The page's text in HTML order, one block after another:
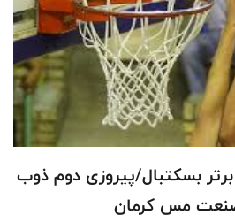
بسکتبال/پیروزی دوم ذوب
مس کرمان